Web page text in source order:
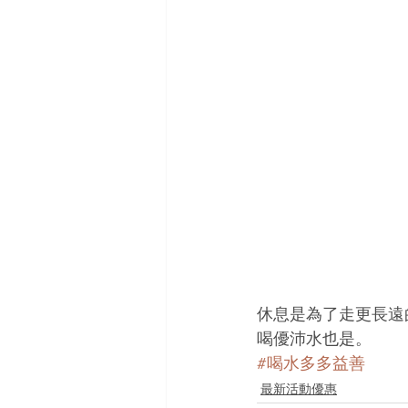
休息是為了走更長遠
喝優沛水也是。
#喝水多多益善
最新活動優惠